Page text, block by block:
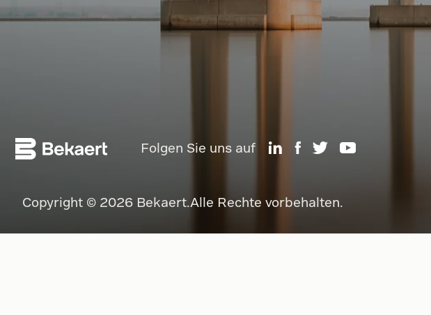
Copyright © 2026 Bekaert.Alle Rechte vorbehalten.
Folgen Sie uns auf